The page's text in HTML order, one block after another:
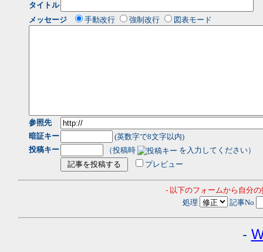
タイトル
メッセージ
手動改行 強制改行 図表モード
参照先
暗証キー
(英数字で8文字以内)
投稿キー
（投稿時
を入力してください）
プレビュー
- 以下のフォームから自分
処理
記事No
-